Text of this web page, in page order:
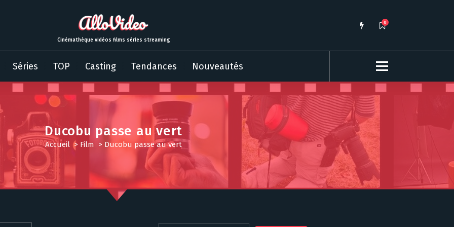
Cinémathèque vidéos films séries streaming
0
Séries TOP Casting Tendances Nouveautés
Ducobu passe au vert
Accueil > Film > Ducobu passe au vert